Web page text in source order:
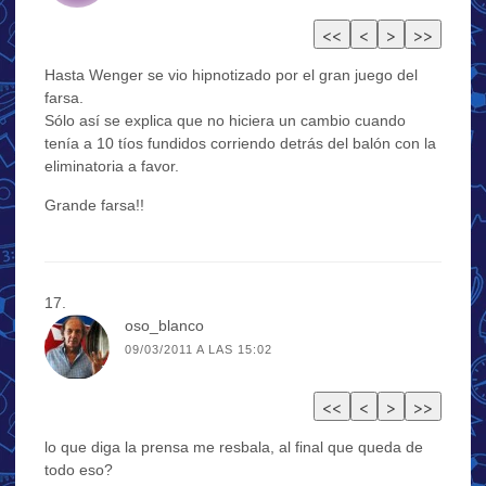
Hasta Wenger se vio hipnotizado por el gran juego del
farsa.
Sólo así se explica que no hiciera un cambio cuando
tenía a 10 tíos fundidos corriendo detrás del balón con la
eliminatoria a favor.
Grande farsa!!
oso_blanco
09/03/2011 A LAS 15:02
lo que diga la prensa me resbala, al final que queda de
todo eso?